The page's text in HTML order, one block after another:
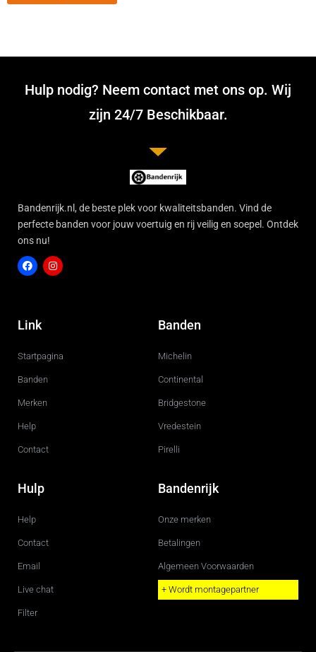
Hulp nodig? Neem contact met ons op. Wij
zijn 24/7 Beschikbaar.
Bandenrijk.nl, de beste plek voor kwaliteitsbanden. Vind de
perfecte banden voor jouw voertuig en rij veilig en soepel. Ontdek
ons nu!
c
e
o
g
r
Link
Startpagina
Banden
Merken
Help
Contact
Banden
Michelin
Continental
Bridgestone
Vredestein
Pirelli
Hulp
Help
Contact
Email
Live chat
Filter
Bandenrijk
Onze merken
Betalingen
Algemeen Voorwaarden
+ Wordt montagepartner